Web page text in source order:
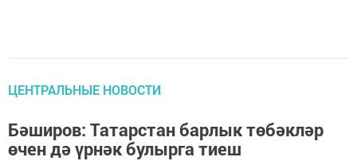
ЦЕНТРАЛЬНЫЕ НОВОСТИ
Бәширов: Татарстан барлык төбәкләр
өчен дә үрнәк булырга тиеш